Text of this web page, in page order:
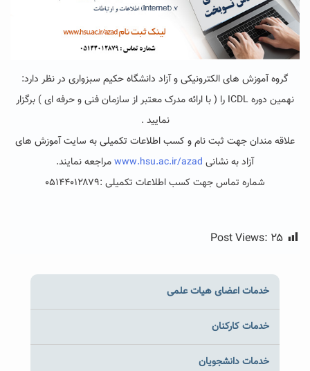
گروه آموزش های الکترونیکی و آزاد دانشگاه حکیم سبزواری در نظر دارد:
نهمین دوره ICDL را ( با ارائه مدرک معتبر از سازمان فنی و حرفه ای ) برگزار
نمایید .
علاقه مندان جهت ثبت نام و کسب اطلاعات تکمیلی به سایت آموزش های
آزاد به نشانی www.hsu.ac.ir/azadمراجعه نمایند.
شماره تماس جهت کسب اطلاعات تکمیلی :۰۵۱۴۴۰۱۲۸۷۹
Post Views: ۲۵
خدمات اعضای هیات علمی
خدمات کارکنان
خدمات دانشجویان